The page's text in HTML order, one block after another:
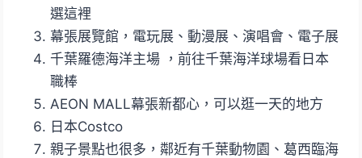
選這裡
幕張展覽館，電玩展、動漫展、演唱會、電子展
千葉羅德海洋主場 ，前往千葉海洋球場看日本
職棒
AEON MALL幕張新都心，可以逛一天的地方
日本Costco
親子景點也很多，鄰近有千葉動物園、葛西臨海